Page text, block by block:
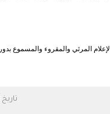
الإعلام المرئي والمقروء